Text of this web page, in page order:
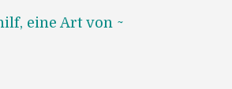
eine Art von ~